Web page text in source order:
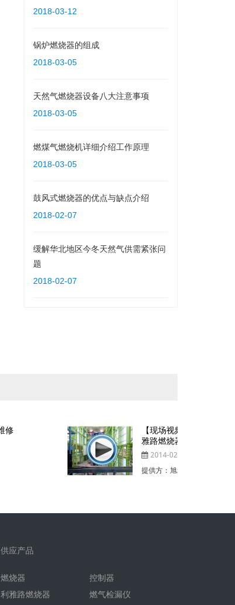
2018-03-12
锅炉燃烧器的组成
2018-03-05
天然气燃烧器设备八大注意事项
2018-03-05
燃煤气燃烧机详细介绍工作原理
2018-03-05
鼓风式燃烧器的优点与缺点介绍
2018-02-07
缓解华北地区今冬天然气供需紧张问
题
2018-02-07
【现场视频】福建莆田大型轧钢厂 利
雅路燃烧器 安装调试
2014-02-20
提供方：旭禾热工
供应产品
燃烧器
利雅路燃烧器
控制器
燃气检漏仪